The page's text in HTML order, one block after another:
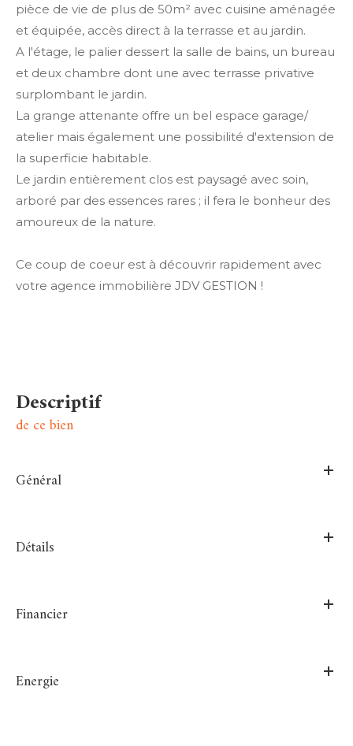
pièce de vie de plus de 50m² avec cuisine aménagée
et équipée, accès direct à la terrasse et au jardin.
A l'étage, le palier dessert la salle de bains, un bureau
et deux chambre dont une avec terrasse privative
surplombant le jardin.
La grange attenante offre un bel espace garage/
atelier mais également une possibilité d'extension de
la superficie habitable.
Le jardin entièrement clos est paysagé avec soin,
arboré par des essences rares ; il fera le bonheur des
amoureux de la nature.
Ce coup de coeur est à découvrir rapidement avec
votre agence immobilière JDV GESTION !
descriptif
de ce bien
Général
Détails
Financier
Energie